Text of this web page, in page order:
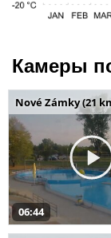
Камеры
Nové Zámky (21
06:44